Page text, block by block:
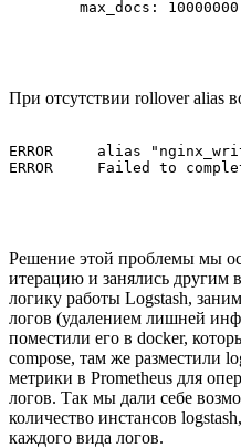
При отсутствии rollover alias
ERROR     alias
Решение этой проблемы мы
итерацию и занялись другим
логику работы Logstash,
логов (удалением лишней
поместили его в docker,
compose, там же разместили
метрики в Prometheus для
логов. Так мы дали себе
количество инстансов
каждого вида логов.